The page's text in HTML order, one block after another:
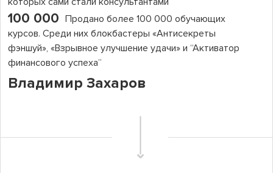
100 000 Продано более 100 000 обучающих
курсов. Среди них блокбастеры «Антисекреты
фэншуй», «Взрывное улучшение удачи» и “Активатор
финансового успеха”
Владимир Захаров